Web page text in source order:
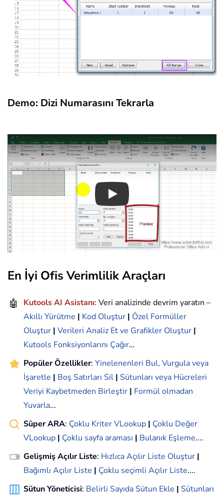
Demo: Dizi Numarasını Tekrarla
Play
En İyi Ofis Verimlilik Araçları
🤖 Kutools AI Asistanı: Veri analizinde devrim yaratın –
Akıllı Yürütme | Kod Oluştur | Özel Formüller
Oluştur | Verileri Analiz Et ve Grafikler Oluştur |
Kutools Fonksiyonlarını Çağır…
Popüler Özellikler: Yinelenenleri Bul, Vurgula veya
İşaretle | Boş Satırları Sil | Sütunları veya Hücreleri
Veriyi Kaybetmeden Birleştir | Formül olmadan
Yuvarla...
Süper ARA: Çoklu Kriter VLookup | Çoklu Değer
VLookup | Çoklu sayfa araması | Bulanık Eşleme....
Gelişmiş Açılır Liste: Hızlıca Açılır Liste Oluştur |
Bağımlı Açılır Liste | Çoklu seçimli Açılır Liste....
Sütun Yöneticisi: Belirli Sayıda Sütun Ekle | Sütunları